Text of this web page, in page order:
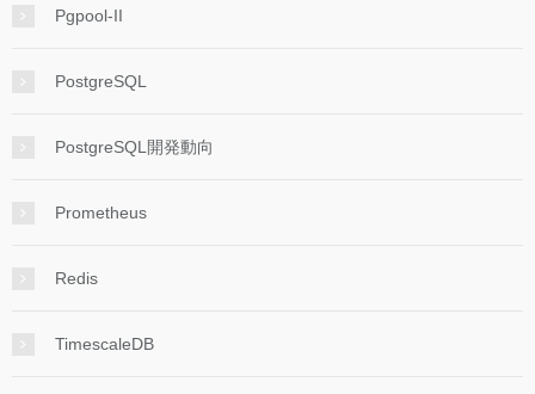
Pgpool-II
PostgreSQL
PostgreSQL開発動向
Prometheus
Redis
TimescaleDB